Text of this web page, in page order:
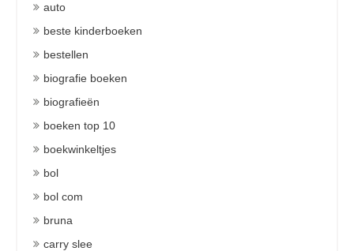
auto
beste kinderboeken
bestellen
biografie boeken
biografieën
boeken top 10
boekwinkeltjes
bol
bol com
bruna
carry slee